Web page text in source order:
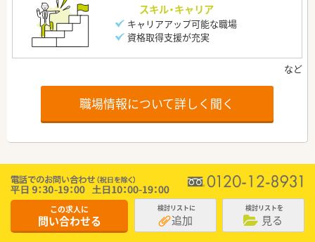
スキル・キャリア
キャリアアップ可能な職場
資格取得支援が充実
職場情報について詳しく聞く
この求人に
問い合わせる
検討リストに
追加
検討リストを
見る